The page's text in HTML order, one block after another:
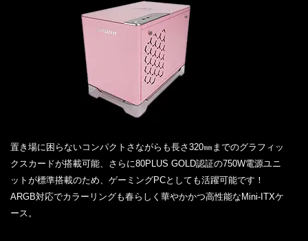
置き場に困らないコンパクトさながらも長さ320㎜までのグラフィッ
クスカードが搭載可能、さらに80PLUS GOLD認証の750W電源ユニ
ットが標準搭載のため、ゲーミングPCとしても活躍可能です！
ARGB対応でカラーリングも春らしく華やかかつ高性能なMini-ITXケ
ース。